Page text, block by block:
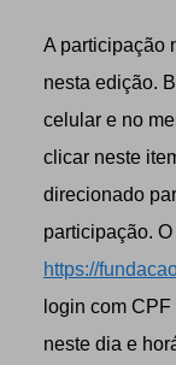
A participação
nesta edição.
celular e no
clicar neste
direcionado
participação.
https://
login com
neste dia e